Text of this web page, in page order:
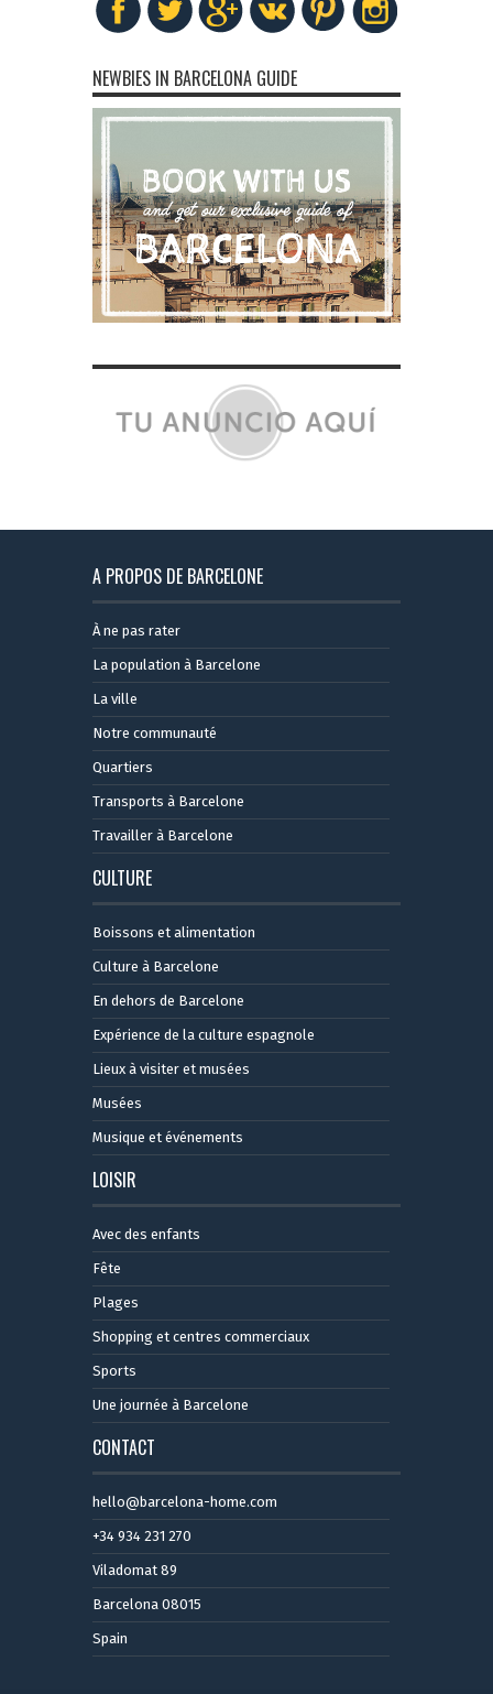
NEWBIES IN BARCELONA GUIDE
A PROPOS DE BARCELONE
À ne pas rater
La population à Barcelone
La ville
Notre communauté
Quartiers
Transports à Barcelone
Travailler à Barcelone
CULTURE
Boissons et alimentation
Culture à Barcelone
En dehors de Barcelone
Expérience de la culture espagnole
Lieux à visiter et musées
Musées
Musique et événements
LOISIR
Avec des enfants
Fête
Plages
Shopping et centres commerciaux
Sports
Une journée à Barcelone
CONTACT
hello@barcelona-home.com
+34 934 231 270
Viladomat 89
Barcelona 08015
Spain